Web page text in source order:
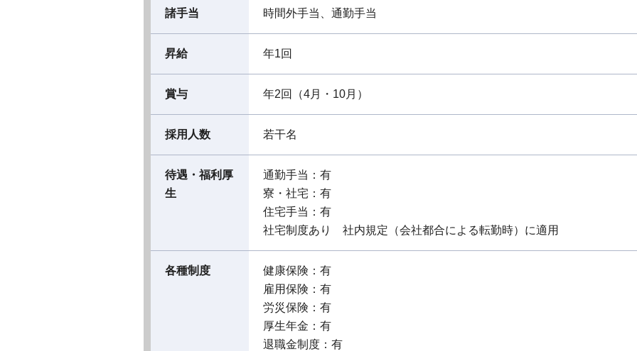
諸手当 時間外手当、通勤手当
昇給 年1回
賞与 年2回（4月・10月）
採用人数 若干名
待遇・福利厚
生
通勤手当：有
寮・社宅：有
住宅手当：有
社宅制度あり 社内規定（会社都合による転勤時）に適用
各種制度
健康保険：有
雇用保険：有
労災保険：有
厚生年金：有
退職金制度：有